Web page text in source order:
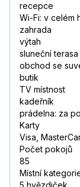
recepce
Wi-Fi: v celém
zahrada
výtah
sluneční terasa
obchod se
butik
TV místnost
kadeřník
prádelna: za
Karty
Visa,
Počet pokojů
85
Místní